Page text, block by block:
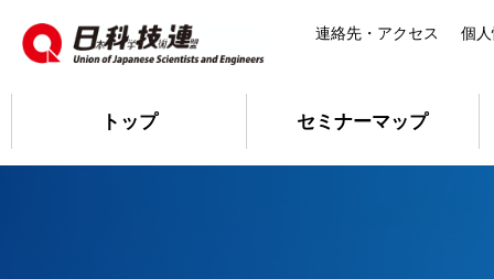
連絡先・アクセス 個
トップ セミナーマップ